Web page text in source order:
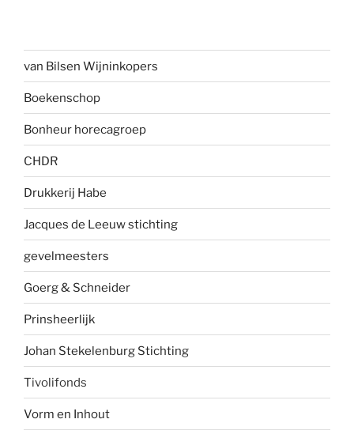
van Bilsen Wijninkopers
Boekenschop
Bonheur horecagroep
CHDR
Drukkerij Habe
Jacques de Leeuw stichting
gevelmeesters
Goerg & Schneider
Prinsheerlijk
Johan Stekelenburg Stichting
Tivolifonds
Vorm en Inhout